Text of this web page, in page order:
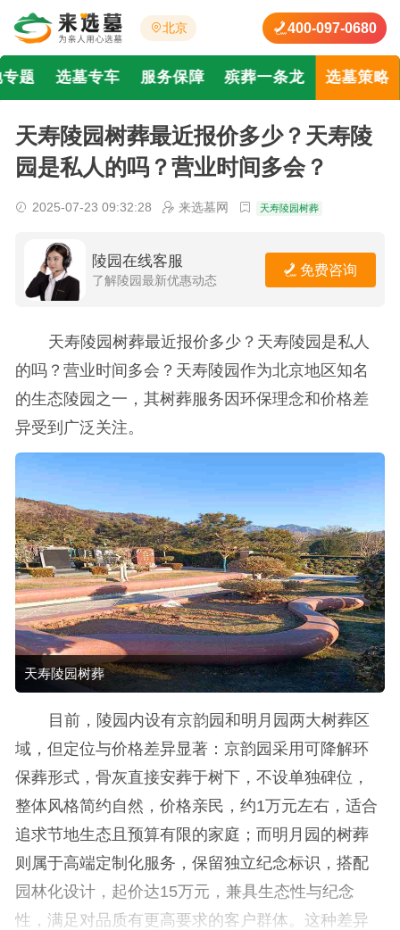
北京 400-097-0680
题 选墓专车 服务保障 殡葬一条龙 选墓策略
天寿陵园树葬最近报价多少？天寿陵
园是私人的吗？营业时间多会？
2025-07-23 09:32:28 来选墓网 天寿陵园树葬
陵园在线客服
了解陵园最新优惠动态
免费咨询
天寿陵园树葬最近报价多少？天寿陵园是私人
的吗？营业时间多会？天寿陵园作为北京地区知名
的生态陵园之一，其树葬服务因环保理念和价格差
异受到广泛关注。
天寿陵园树葬
目前，陵园内设有京韵园和明月园两大树葬区
域，但定位与价格差异显著：京韵园采用可降解环
保葬形式，骨灰直接安葬于树下，不设单独碑位，
整体风格简约自然，价格亲民，约1万元左右，适合
追求节地生态且预算有限的家庭；而明月园的树葬
则属于高端定制化服务，保留独立纪念标识，搭配
园林化设计，起价达15万元，兼具生态性与纪念
性，满足对品质有更高要求的客户群体。这种差异